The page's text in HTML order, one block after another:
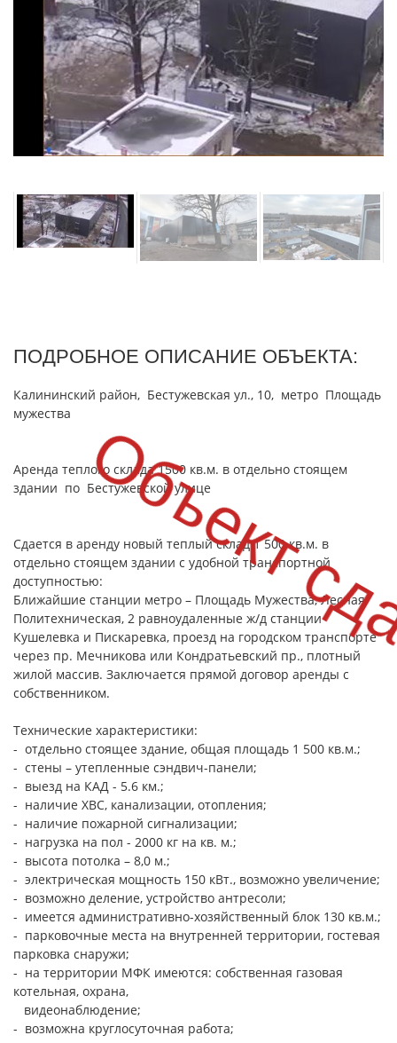
Объект
ПОДРОБНОЕ ОПИСАНИЕ ОБЪЕКТА:
Калининский район, Бестужевская ул., 10, метро Площадь
мужества
Аренда теплого склада 1500 кв.м. в отдельно стоящем
здании по Бестужевской улице
Сдается в аренду новый теплый склад 1 500 кв.м. в
отдельно стоящем здании с удобной транспортной
доступностью:
Ближайшие станции метро – Площадь Мужества, Лесная,
Политехническая, 2 равноудаленные ж/д станции
Кушелевка и Пискаревка, проезд на городском транспорте
через пр. Мечникова или Кондратьевский пр., плотный
жилой массив. Заключается прямой договор аренды с
собственником.
Технические характеристики:
- отдельно стоящее здание, общая площадь 1 500 кв.м.;
- стены – утепленные сэндвич-панели;
- выезд на КАД - 5.6 км.;
- наличие ХВС, канализации, отопления;
- наличие пожарной сигнализации;
- нагрузка на пол - 2000 кг на кв. м.;
- высота потолка – 8,0 м.;
- электрическая мощность 150 кВт., возможно увеличение;
- возможно деление, устройство антресоли;
- имеется административно-хозяйственный блок 130 кв.м.;
- парковочные места на внутренней территории, гостевая
парковка снаружи;
- на территории МФК имеются: собственная газовая
котельная, охрана,
видеонаблюдение;
- возможна круглосуточная работа;